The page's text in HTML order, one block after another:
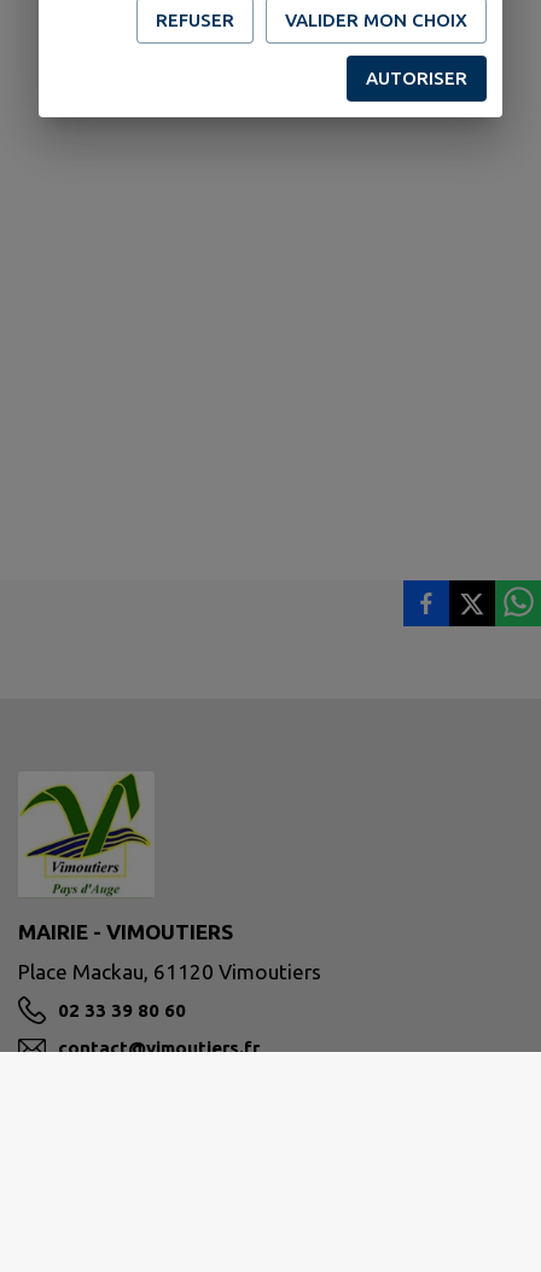
MAIRIE - VIMOUTIERS
Place Mackau, 61120 Vimoutiers
02 33 39 80 60
contact@vimoutiers.fr
REFUSER VALIDER MON CHOIX
AUTORISER